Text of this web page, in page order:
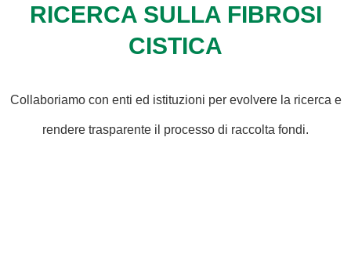
RICERCA SULLA FIBROSI
CISTICA
Collaboriamo con enti ed istituzioni per evolvere la ricerca e
rendere trasparente il processo di raccolta fondi.